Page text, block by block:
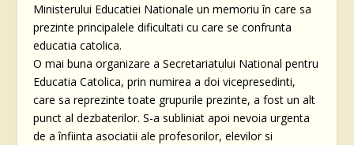
Ministerului Educatiei Nationale un memoriu în care sa
prezinte principalele dificultati cu care se confrunta
educatia catolica.
O mai buna organizare a Secretariatului National pentru
Educatia Catolica, prin numirea a doi vicepresedinti,
care sa reprezinte toate grupurile prezinte, a fost un alt
punct al dezbaterilor. S-a subliniat apoi nevoia urgenta
de a înfiinta asociatii ale profesorilor, elevilor si